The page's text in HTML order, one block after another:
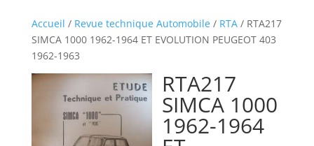
Accueil / Revue technique Automobile/ RTA/ RTA217
SIMCA 1000 1962-1964 ET EVOLUTION PEUGEOT 403
1962-1963
RTA217
SIMCA 1000
1962-1964